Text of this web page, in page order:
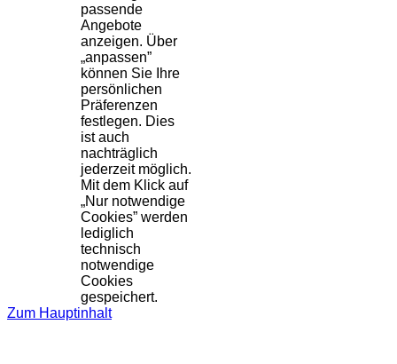
passende
Angebote
anzeigen. Über
„anpassen”
können Sie Ihre
persönlichen
Präferenzen
festlegen. Dies
ist auch
nachträglich
jederzeit möglich.
Mit dem Klick auf
„Nur notwendige
Cookies” werden
lediglich
technisch
notwendige
Cookies
gespeichert.
Zum Hauptinhalt